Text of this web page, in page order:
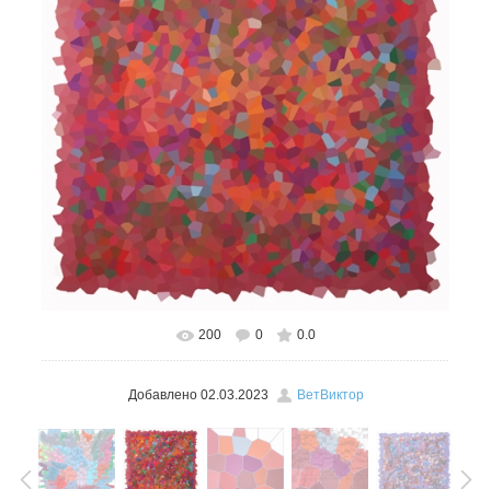
В реальном размере 446x600
200 0 0.0
Добавлено02.03.2023 ВетВиктор